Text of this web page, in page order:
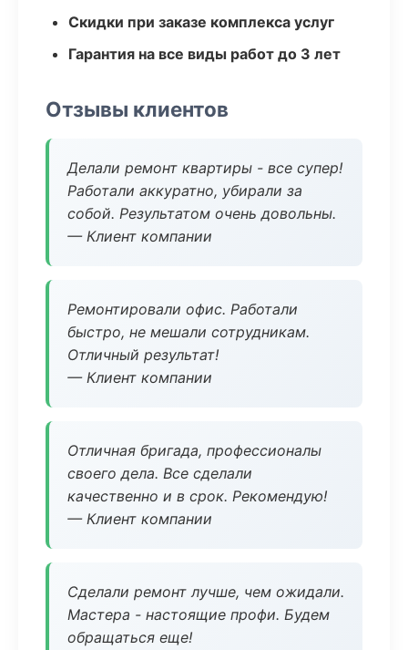
Скидки при заказе комплекса услуг
Гарантия на все виды работ до 3 лет
Отзывы клиентов
Делали ремонт квартиры - все супер!
Работали аккуратно, убирали за
собой. Результатом очень довольны.
— Клиент компании
Ремонтировали офис. Работали
быстро, не мешали сотрудникам.
Отличный результат!
— Клиент компании
Отличная бригада, профессионалы
своего дела. Все сделали
качественно и в срок. Рекомендую!
— Клиент компании
Сделали ремонт лучше, чем ожидали.
Мастера - настоящие профи. Будем
обращаться еще!